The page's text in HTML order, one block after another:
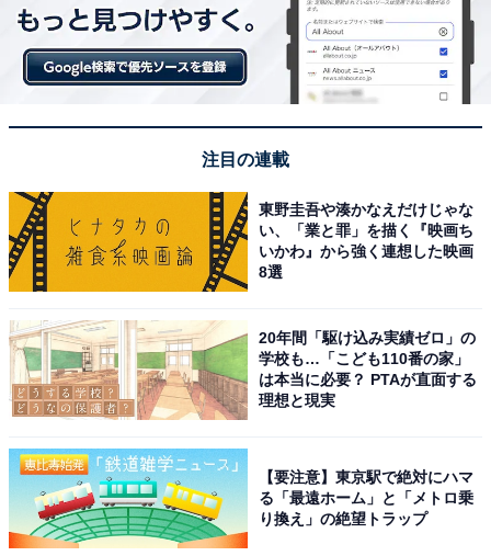
注目の連載
東野圭吾や湊かなえだけじゃな
い、「業と罪」を描く『映画ち
いかわ』から強く連想した映画
8選
20年間「駆け込み実績ゼロ」の
学校も…「こども110番の家」
は本当に必要？ PTAが直面する
理想と現実
【要注意】東京駅で絶対にハマ
る「最遠ホーム」と「メトロ乗
り換え」の絶望トラップ